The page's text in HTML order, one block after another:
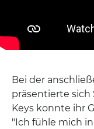
Bei der
präsentierte sich
Keys konnte ihr
"Ich fühle mich